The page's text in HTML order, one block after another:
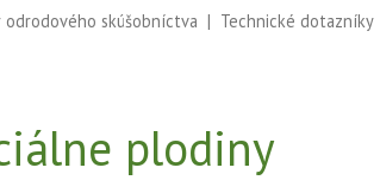
odrodového skúšobníctva Technické dotazníky
plodiny